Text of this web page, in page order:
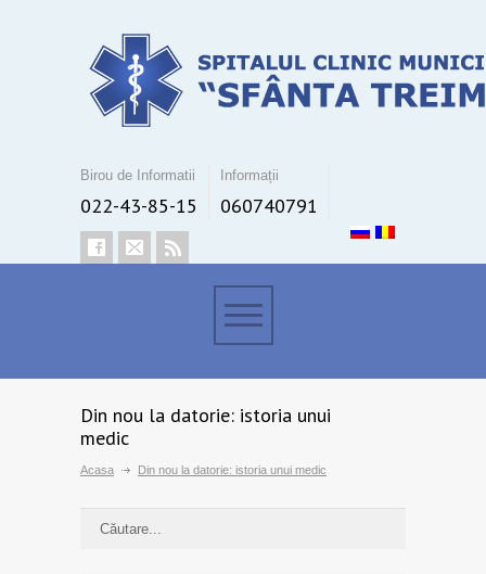
Birou de Informatii
022-43-85-15
Informații
060740791
Din nou la datorie: istoria unui
medic
Acasa Din nou la datorie: istoria unui medic